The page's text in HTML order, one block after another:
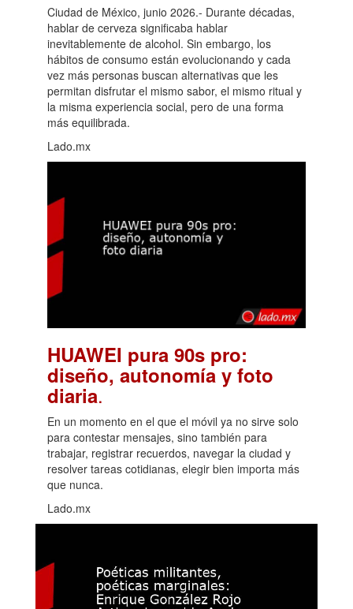
Ciudad de México, junio 2026.- Durante décadas,
hablar de cerveza significaba hablar
inevitablemente de alcohol. Sin embargo, los
hábitos de consumo están evolucionando y cada
vez más personas buscan alternativas que les
permitan disfrutar el mismo sabor, el mismo ritual y
la misma experiencia social, pero de una forma
más equilibrada.
Lado.mx
HUAWEI pura 90s pro:
diseño, autonomía y foto
diaria.
En un momento en el que el móvil ya no sirve solo
para contestar mensajes, sino también para
trabajar, registrar recuerdos, navegar la ciudad y
resolver tareas cotidianas, elegir bien importa más
que nunca.
Lado.mx